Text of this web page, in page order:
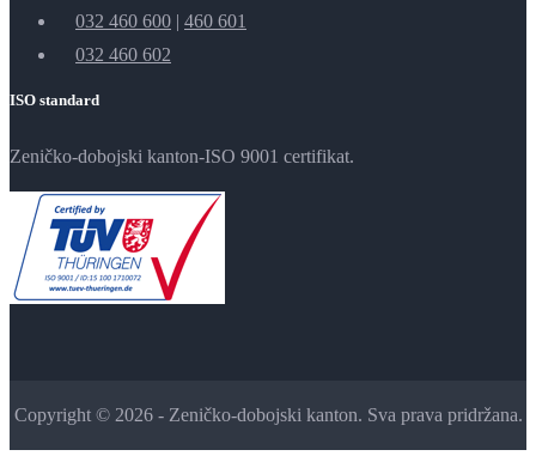
032 460 600 | 460 601
032 460 602
ISO standard
Zeničko-dobojski kanton-ISO 9001 certifikat.
Copyright © 2026 - Zeničko-dobojski kanton. Sva prava pridržana.